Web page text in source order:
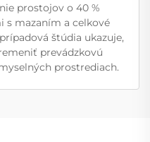
prostojov o 40 %
s mazaním a celkové
štúdia ukazuje,
prevádzkovú
prostrediach.